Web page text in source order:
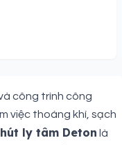
công trình công
việc thoáng khí, sạch
ly tâm Deton là